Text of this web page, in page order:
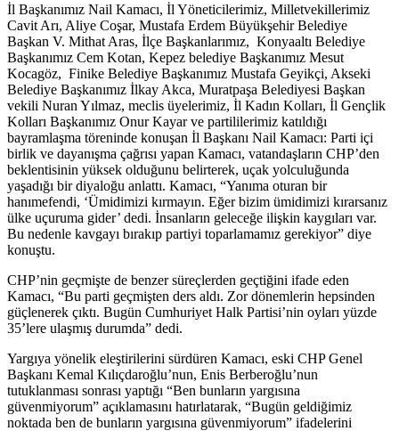
İl Başkanımız Nail Kamacı, İl Yöneticilerimiz, Milletvekillerimiz
Cavit Arı, Aliye Coşar, Mustafa Erdem Büyükşehir Belediye
Başkan V. Mithat Aras, İlçe Başkanlarımız, Konyaaltı Belediye
Başkanımız Cem Kotan, Kepez belediye Başkanımız Mesut
Kocagöz, Finike Belediye Başkanımız Mustafa Geyikçi, Akseki
Belediye Başkanımız İlkay Akca, Muratpaşa Belediyesi Başkan
vekili Nuran Yılmaz, meclis üyelerimiz, İl Kadın Kolları, İl Gençlik
Kolları Başkanımız Onur Kayar ve partililerimiz katıldığı
bayramlaşma töreninde konuşan İl Başkanı Nail Kamacı: Parti içi
birlik ve dayanışma çağrısı yapan Kamacı, vatandaşların CHP’den
beklentisinin yüksek olduğunu belirterek, uçak yolculuğunda
yaşadığı bir diyaloğu anlattı. Kamacı, “Yanıma oturan bir
hanımefendi, ‘Ümidimizi kırmayın. Eğer bizim ümidimizi kırarsanız
ülke uçuruma gider’ dedi. İnsanların geleceğe ilişkin kaygıları var.
Bu nedenle kavgayı bırakıp partiyi toparlamamız gerekiyor” diye
konuştu.
CHP’nin geçmişte de benzer süreçlerden geçtiğini ifade eden
Kamacı, “Bu parti geçmişten ders aldı. Zor dönemlerin hepsinden
güçlenerek çıktı. Bugün Cumhuriyet Halk Partisi’nin oyları yüzde
35’lere ulaşmış durumda” dedi.
Yargıya yönelik eleştirilerini sürdüren Kamacı, eski CHP Genel
Başkanı Kemal Kılıçdaroğlu’nun, Enis Berberoğlu’nun
tutuklanması sonrası yaptığı “Ben bunların yargısına
güvenmiyorum” açıklamasını hatırlatarak, “Bugün geldiğimiz
noktada ben de bunların yargısına güvenmiyorum” ifadelerini